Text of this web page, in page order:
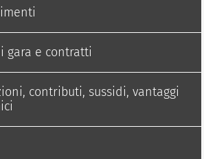
gara e contratti
contributi, sussidi, vantaggi